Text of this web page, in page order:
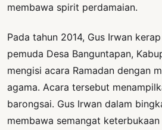
membawa spirit perdamaian.
Pada tahun 2014, Gus Irwan
pemuda Desa Banguntapan,
mengisi acara Ramadan dengan
agama. Acara tersebut
barongsai. Gus Irwan dalam
membawa semangat